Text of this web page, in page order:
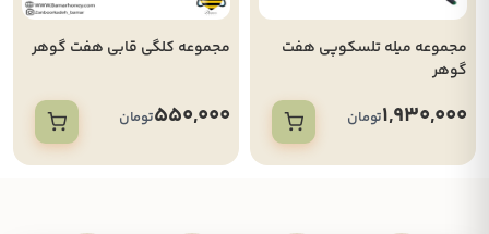
مجموعه میله تلسکوپی هفت
گوهر
1,930,000تومان
مجموعه کلگی قابی هفت گوهر
550,000تومان